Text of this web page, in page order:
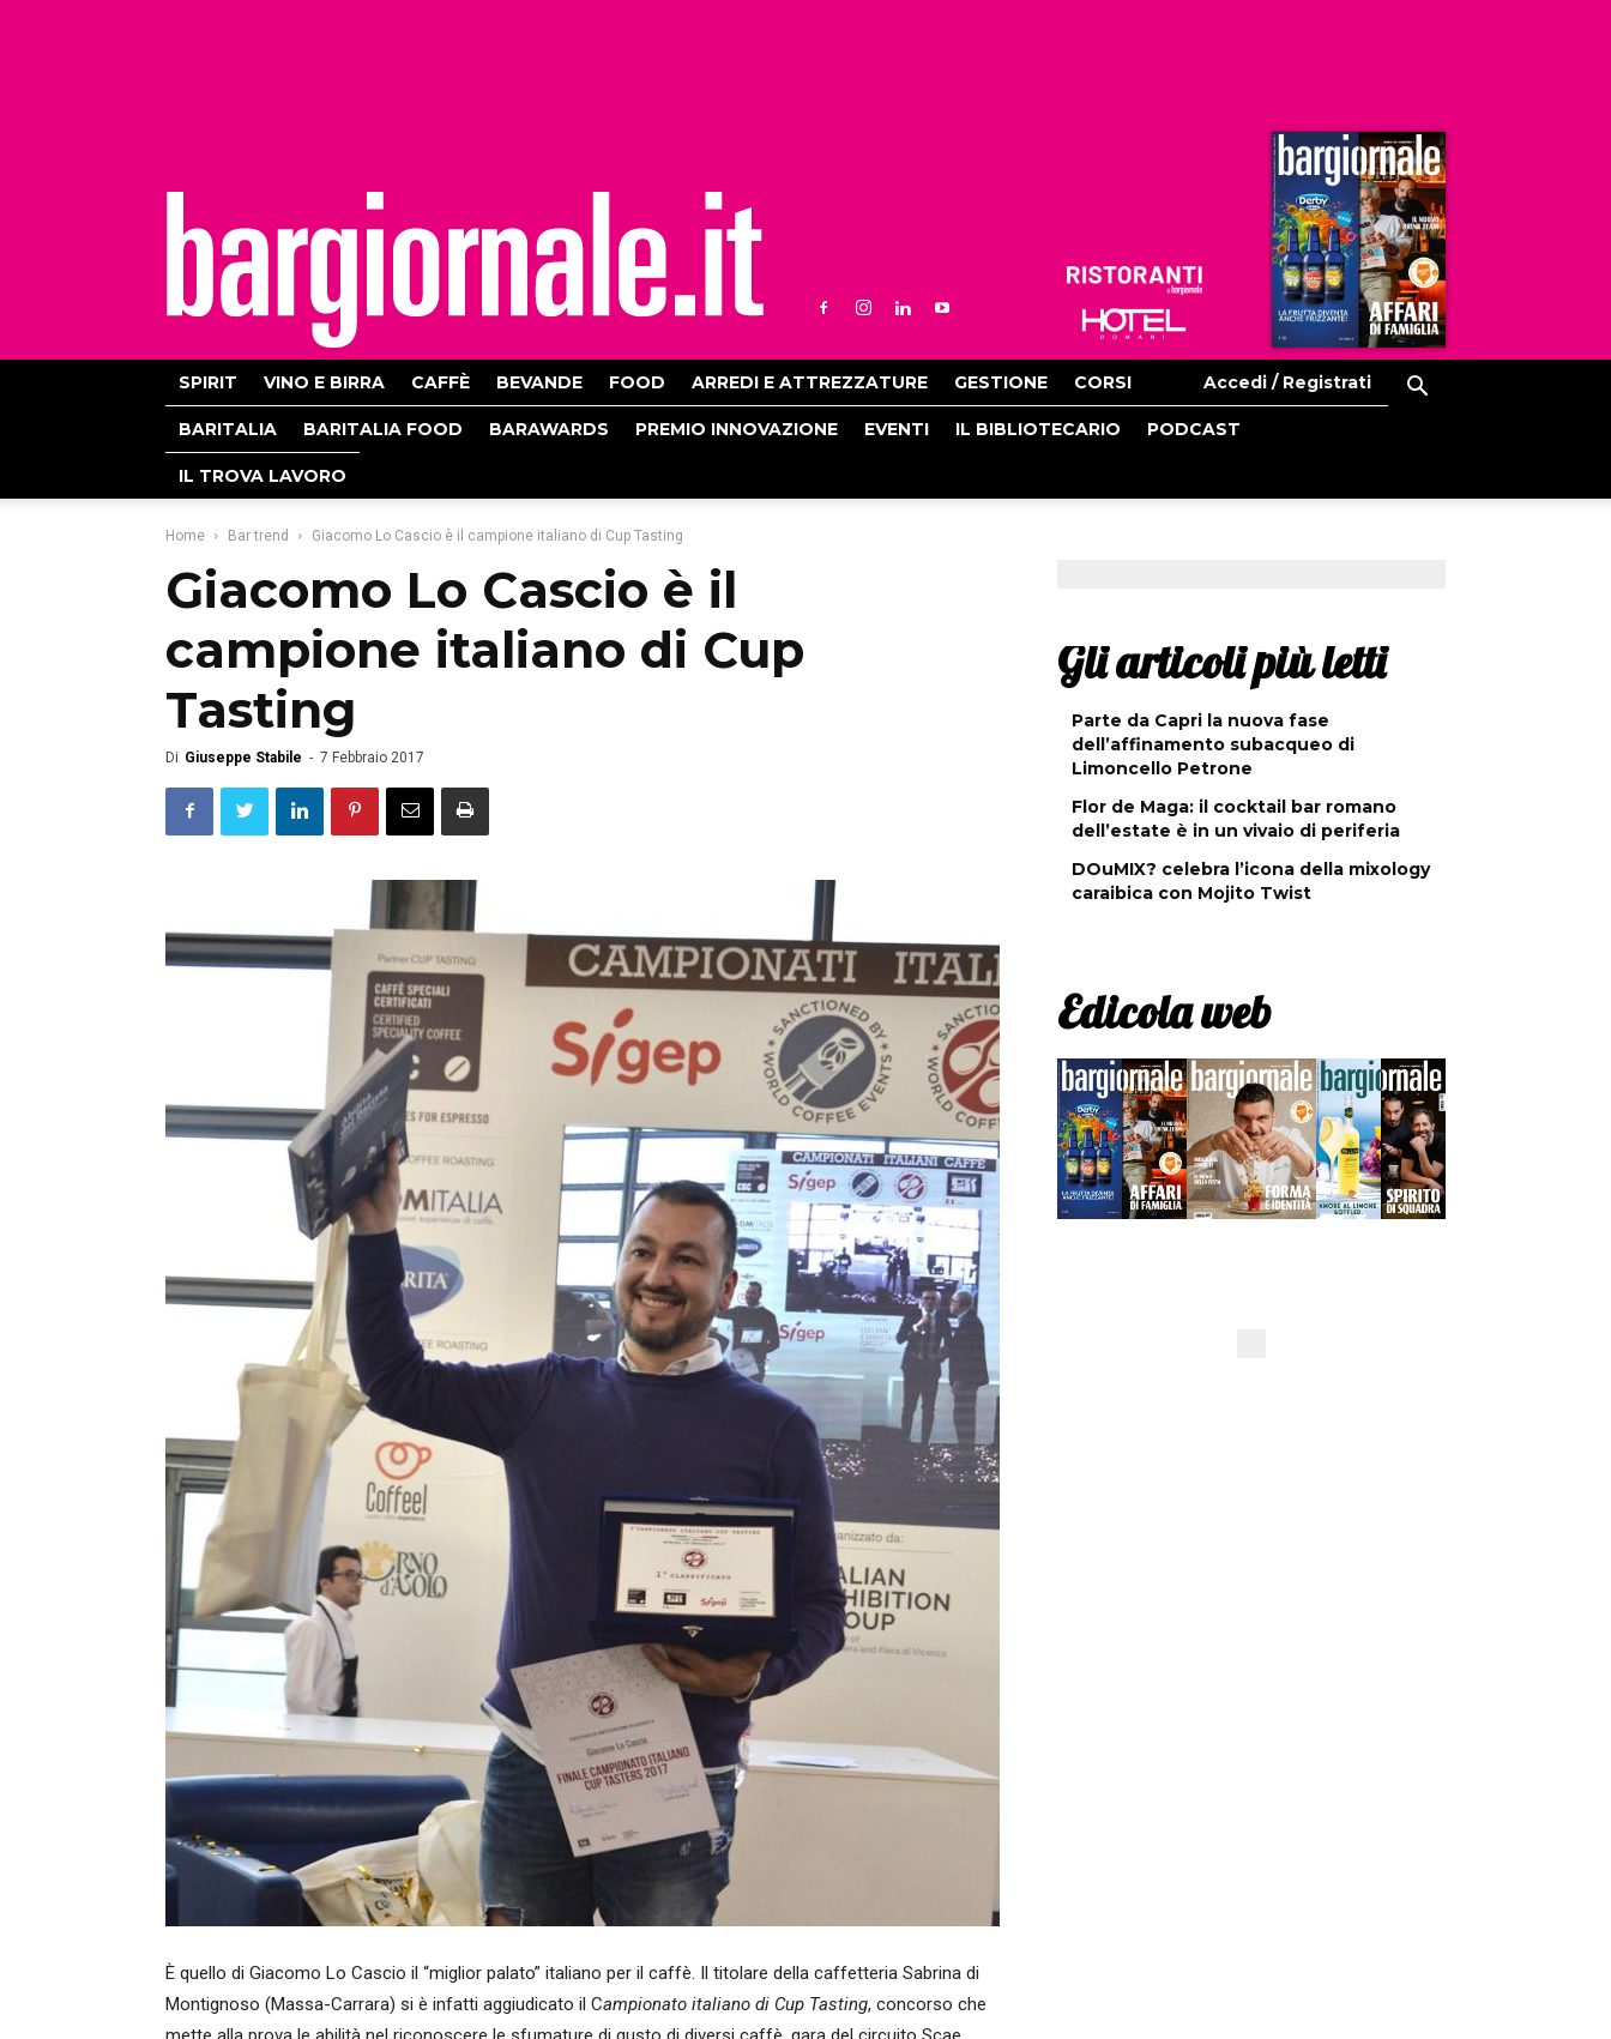
Ristoranti
Hoteldomani
SPIRIT VINO E BIRRA CAFFÈ BEVANDE FOOD ARREDI E ATTREZZATURE GESTIONE CORSI Accedi / Registrati
BARITALIA BARITALIA FOOD BARAWARDS PREMIO INNOVAZIONE EVENTI IL BIBLIOTECARIO PODCAST
IL TROVA LAVORO
Home Bar trend Giacomo Lo Cascio è il campione italiano di Cup Tasting
Giacomo Lo Cascio è il
campione italiano di Cup
Tasting
Di Giuseppe Stabile - 7 Febbraio 2017
È quello di Giacomo Lo Cascio il “miglior palato” italiano per il caffè. Il titolare della caffetteria Sabrina di
Montignoso (Massa-Carrara) si è infatti aggiudicato il Campionato italiano di Cup Tasting, concorso che
Gli articoli più letti
Parte da Capri la nuova fase
dell’affinamento subacqueo di
Limoncello Petrone
Flor de Maga: il cocktail bar romano
dell’estate è in un vivaio di periferia
DOuMIX? celebra l’icona della mixology
caraibica con Mojito Twist
Edicola web